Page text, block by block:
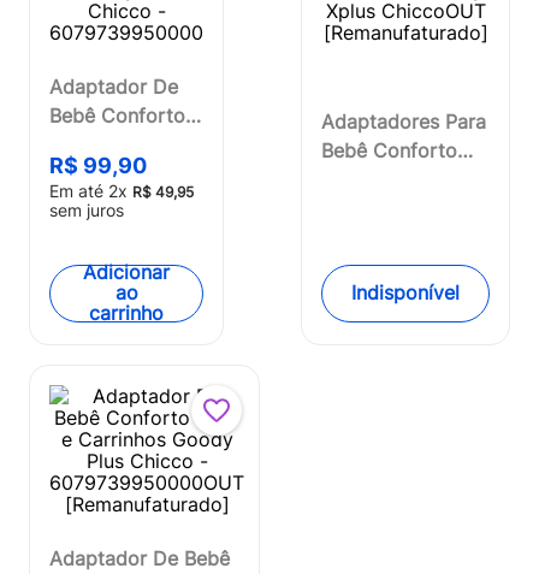
Adaptador De
Bebê Conforto
Goody Plus
Chicco -
R$ 99,90
Em até 2x R$ 49,95
sem juros
Adicionar
ao
carrinho
Adaptadores Para
Bebê Conforto
[Remanufaturado]
Indisponível
Adaptador De Bebê